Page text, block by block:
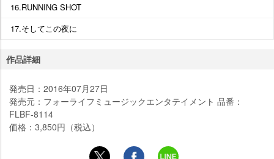
16.RUNNING SHOT
17.そしてこの夜に
作品詳細
発売日：2016年07月27日
発売元：フォーライフミュージックエンタテイメント 品番：
FLBF-8114
価格：3,850円（税込）